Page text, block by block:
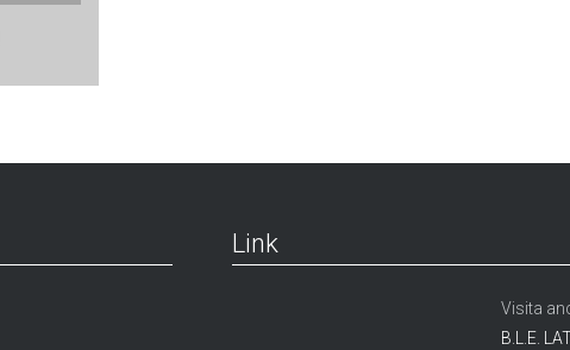
Link
Visita
B.L.E.